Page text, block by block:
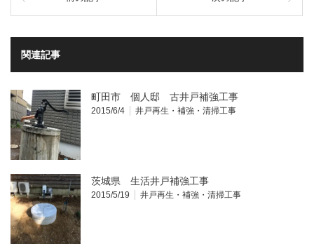
す) ィ
ド
き
す)
関連記事
町田市 個人邸 古井戸補強工事
2015/6/4 井戸再生・補強・清掃工事
茨城県 生活井戸補強工事
2015/5/19 井戸再生・補強・清掃工事